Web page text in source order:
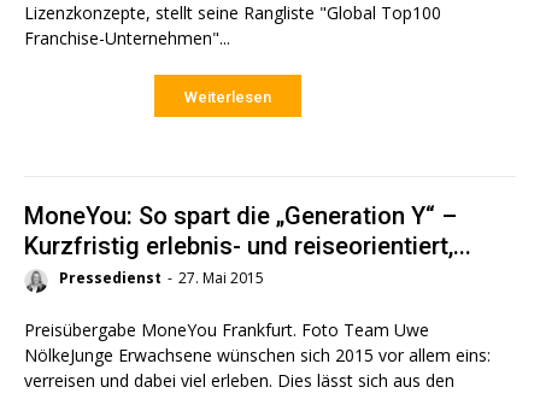
Lizenzkonzepte, stellt seine Rangliste "Global Top100
Franchise-Unternehmen"...
Weiterlesen
MoneYou: So spart die „Generation Y“ –
Kurzfristig erlebnis- und reiseorientiert,...
Pressedienst - 27. Mai 2015
Preisübergabe MoneYou Frankfurt. Foto Team Uwe
NölkeJunge Erwachsene wünschen sich 2015 vor allem eins:
verreisen und dabei viel erleben. Dies lässt sich aus den